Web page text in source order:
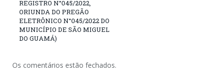
REGISTRO N°045/2022,
ORIUNDA DO PREGÃO
ELETRÔNICO N°045/2022 DO
MUNICÍPIO DE SÃO MIGUEL
DO GUAMÁ)
Os comentários estão fechados.